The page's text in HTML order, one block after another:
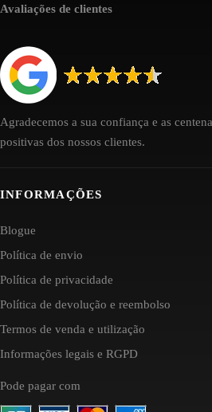
Avaliações de clientes
Agradecemos a sua confiança e as
positivas dos nossos clientes.
INFORMAÇÕES
Blogue
Política de envio
Política de privacidade
Política de devolução e reembolso
Termos de venda e utilização
Informações legais e RGPD
Pode pagar com